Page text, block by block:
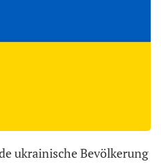
ukrainische Bevölkerung